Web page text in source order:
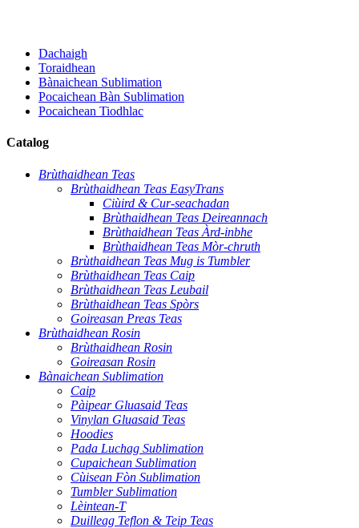
Dachaigh
Toraidhean
Bànaichean Sublimation
Pocaichean Bàn Sublimation
Pocaichean Tiodhlac
Catalog
Brùthaidhean Teas
Brùthaidhean Teas EasyTrans
Ciùird & Cur-seachadan
Brùthaidhean Teas Deireannach
Brùthaidhean Teas Àrd-inbhe
Brùthaidhean Teas Mòr-chruth
Brùthaidhean Teas Mug is Tumbler
Brùthaidhean Teas Caip
Brùthaidhean Teas Leubail
Brùthaidhean Teas Spòrs
Goireasan Preas Teas
Brùthaidhean Rosin
Brùthaidhean Rosin
Goireasan Rosin
Bànaichean Sublimation
Caip
Pàipear Gluasaid Teas
Vinylan Gluasaid Teas
Hoodies
Pada Luchag Sublimation
Cupaichean Sublimation
Cùisean Fòn Sublimation
Tumbler Sublimation
Lèintean-T
Duilleag Teflon & Teip Teas